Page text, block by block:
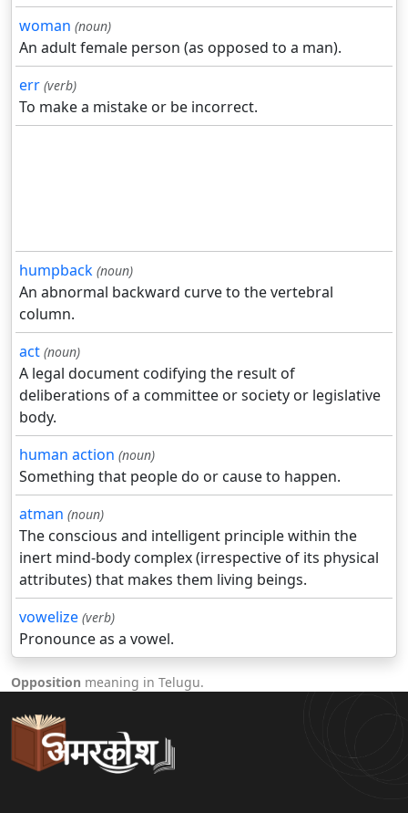
woman (noun)
An adult female person (as opposed to a man).
err (verb)
To make a mistake or be incorrect.
humpback (noun)
An abnormal backward curve to the vertebral
column.
act (noun)
A legal document codifying the result of
deliberations of a committee or society or legislative
body.
human action (noun)
Something that people do or cause to happen.
atman (noun)
The conscious and intelligent principle within the
inert mind-body complex (irrespective of its physical
attributes) that makes them living beings.
vowelize (verb)
Pronounce as a vowel.
Opposition meaning in Telugu.